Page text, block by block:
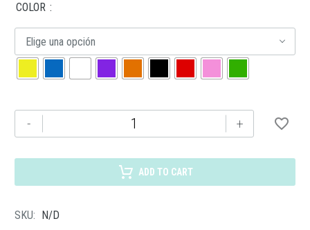
COLOR
Elige una opción
-
9902
cantidad
+
ADD TO CART
SKU: N/D